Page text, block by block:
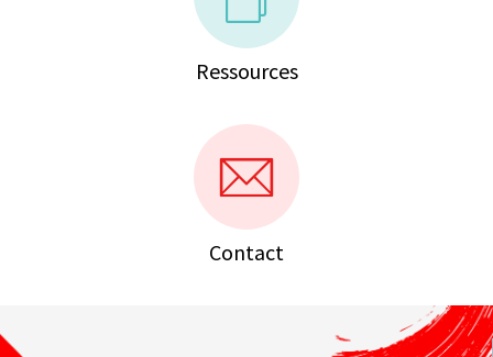
Ressources
Contact